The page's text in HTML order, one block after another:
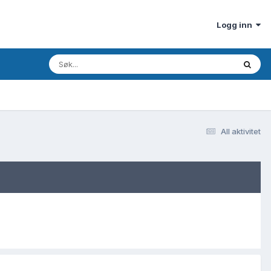
Logg inn
All aktivitet